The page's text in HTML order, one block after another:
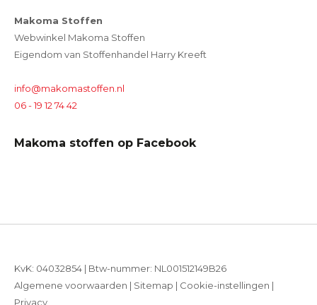
Makoma Stoffen
Webwinkel Makoma Stoffen
Eigendom van Stoffenhandel Harry Kreeft
info@makomastoffen.nl
06 - 19 12 74 42
Makoma stoffen op Facebook
KvK: 04032854 | Btw-nummer: NL001512149B26
Algemene voorwaarden | Sitemap | Cookie-instellingen |
Privacy